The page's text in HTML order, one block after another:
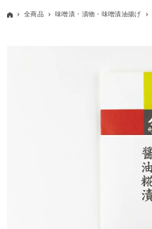
全商品 味噌漬・漬物・味噌漬油揚げ